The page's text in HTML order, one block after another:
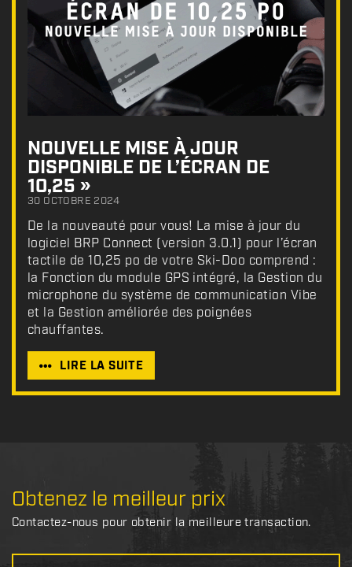
NOUVELLE MISE À JOUR
DISPONIBLE DE L’ÉCRAN DE
10,25 »
30 OCTOBRE 2024
De la nouveauté pour vous! La mise à jour du
logiciel BRP Connect (version 3.0.1) pour l’écran
tactile de 10,25 po de votre Ski-Doo comprend :
la Fonction du module GPS intégré, la Gestion du
microphone du système de communication Vibe
et la Gestion améliorée des poignées
chauffantes.
LIRE LA SUITE
Obtenez le meilleur prix
Contactez-nous pour obtenir la meilleure transaction.